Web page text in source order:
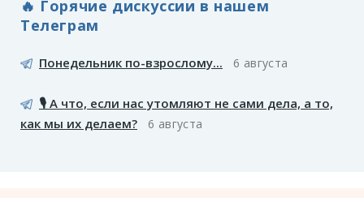
🔥 Горячие дискуссии в нашем
Телеграм
Понедельник по-взрослому... 6 августа
🎙️ А что, если нас утомляют не сами дела, а то,
как мы их делаем?
6 августа